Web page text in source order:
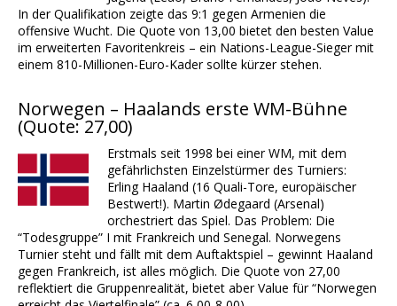
In der Qualifikation zeigte das 9:1 gegen Armenien die
offensive Wucht. Die Quote von 13,00 bietet den besten Value
im erweiterten Favoritenkreis – ein Nations-League-Sieger mit
einem 810-Millionen-Euro-Kader sollte kürzer stehen.
Norwegen – Haalands erste WM-Bühne
(Quote: 27,00)
Erstmals seit 1998 bei einer WM, mit dem
gefährlichsten Einzelstürmer des Turniers:
Erling Haaland (16 Quali-Tore, europäischer
Bestwert!). Martin Ødegaard (Arsenal)
orchestriert das Spiel. Das Problem: Die
“Todesgruppe” I mit Frankreich und Senegal. Norwegens
Turnier steht und fällt mit dem Auftaktspiel – gewinnt Haaland
gegen Frankreich, ist alles möglich. Die Quote von 27,00
reflektiert die Gruppenrealität, bietet aber Value für “Norwegen